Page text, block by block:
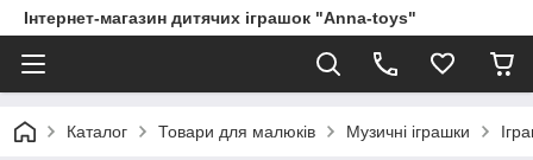
Інтернет-магазин дитячих іграшок "Anna-toys"
Каталог Товари для малюків Музичні іграшки